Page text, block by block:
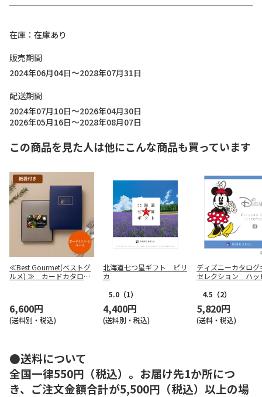
在庫
在庫あり
販売期間
2024年06月04日～2028年07月31日
配送期間
2024年07月10日～2026年04月30日
2026年05月16日～2028年08月07日
この商品を見た人は他にこんな商品も買っています
≪Best Gourmet(ベストグ
ルメ) ≫ カードカタログ
6,600円
(送料別・税込)
北海道七つ星ギフト ピリ
カ
5.0 （1）
4,400円
(送料別・税込)
ディズニーカタログ
セレクション ハ
4.5 （2）
5,820円
(送料・税込)
●送料について
全国一律550円（税込）。お届け先1か所につ
き、ご注文金額合計が5,500円（税込）以上の場